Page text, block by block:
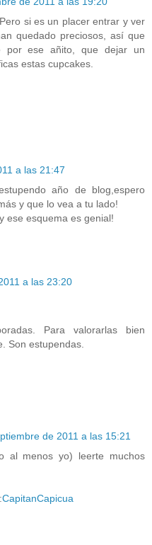
si es un placer entrar y ver
quedado preciosos, así que
por ese añito, que dejar un
estas cupcakes.
a las 21:47
año de blog,espero
y que lo vea a tu lado!
ese esquema es genial!
a las 23:20
Para valorarlas bien
Son estupendas.
de 2011 a las 15:21
al menos yo) leerte muchos
CapitanCapicua